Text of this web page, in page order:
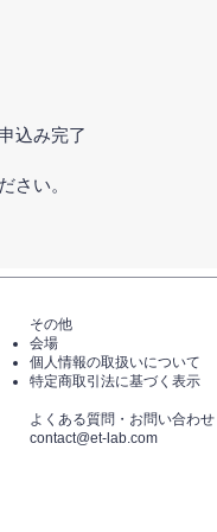
込み完了
さい。
その他
会場
個人情報の取扱いについて
特定商取引法に基づく表示
​よくある質問・​お問い合わせ
​contact@et-lab.com